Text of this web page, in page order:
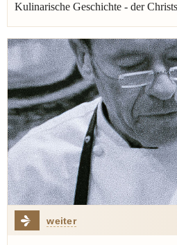
Kulinarische Geschichte - der
weiter